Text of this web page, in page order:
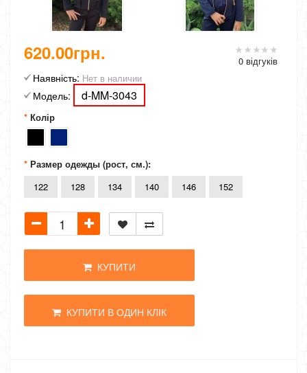
0 відгуків
620.00грн.
Наявність: Нет в наличии
Модель: d-MM-3043
Колір
Размер одежды (рост, см.):
122
128 134 140 146 152
КУПИТИ
КУПИТИ В ОДИН КЛІК